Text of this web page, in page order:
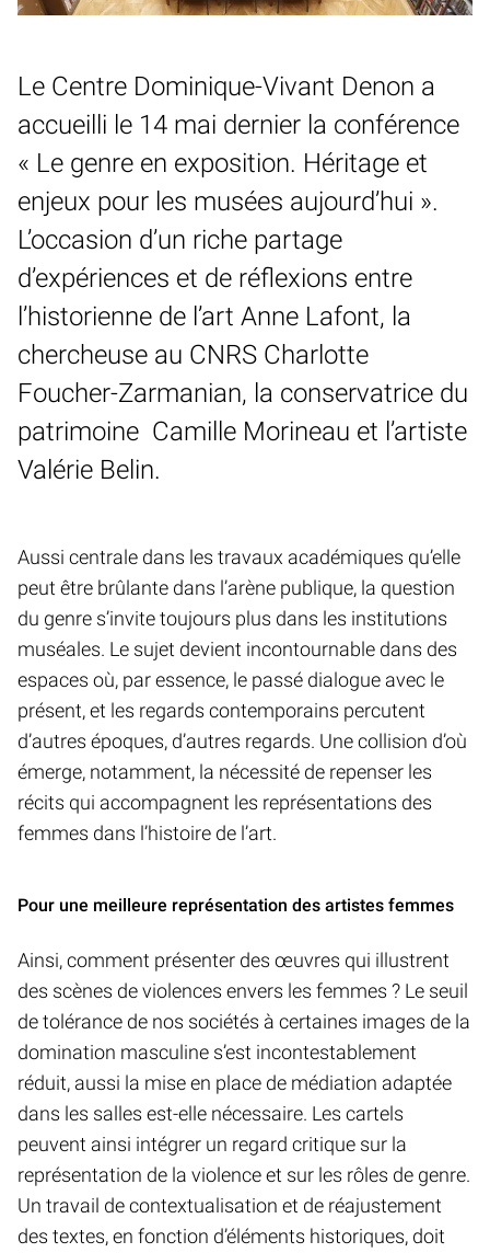
Le Centre Dominique-Vivant Denon a
accueilli le 14 mai dernier la conférence
« Le genre en exposition. Héritage et
enjeux pour les musées aujourd’hui ».
L’occasion d’un riche partage
d’expériences et de réflexions entre
l’historienne de l’art Anne Lafont, la
chercheuse au CNRS Charlotte
Foucher-Zarmanian, la conservatrice du
patrimoine Camille Morineau et l’artiste
Valérie Belin.
Aussi centrale dans les travaux académiques qu’elle
peut être brûlante dans l’arène publique, la question
du genre s’invite toujours plus dans les institutions
muséales. Le sujet devient incontournable dans des
espaces où, par essence, le passé dialogue avec le
présent, et les regards contemporains percutent
d’autres époques, d’autres regards. Une collision d’où
émerge, notamment, la nécessité de repenser les
récits qui accompagnent les représentations des
femmes dans l’histoire de l’art.
Pour une meilleure représentation des artistes femmes
Ainsi, comment présenter des œuvres qui illustrent
des scènes de violences envers les femmes ? Le seuil
de tolérance de nos sociétés à certaines images de la
domination masculine s’est incontestablement
réduit, aussi la mise en place de médiation adaptée
dans les salles est-elle nécessaire. Les cartels
peuvent ainsi intégrer un regard critique sur la
représentation de la violence et sur les rôles de genre.
Un travail de contextualisation et de réajustement
des textes, en fonction d’éléments historiques, doit